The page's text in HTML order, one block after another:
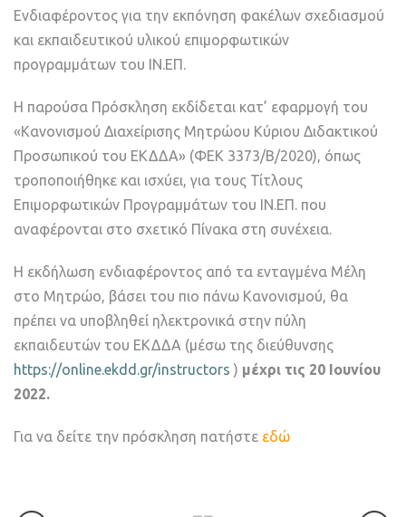
Ενδιαφέροντος για την εκπόνηση φακέλων σχεδιασμού
και εκπαιδευτικού υλικού επιμορφωτικών
προγραμμάτων του ΙΝ.ΕΠ.
Η παρούσα Πρόσκληση εκδίδεται κατ’ εφαρμογή του
«Κανονισμού Διαχείρισης Μητρώου Κύριου Διδακτικού
Προσωπικού του ΕΚΔΔΑ» (ΦΕΚ 3373/B/2020), όπως
τροποποιήθηκε και ισχύει, για τους Τίτλους
Επιμορφωτικών Προγραμμάτων του ΙΝ.ΕΠ. που
αναφέρονται στο σχετικό Πίνακα στη συνέχεια.
Η εκδήλωση ενδιαφέροντος από τα ενταγμένα Μέλη
στο Μητρώο, βάσει του πιο πάνω Κανονισμού, θα
πρέπει να υποβληθεί ηλεκτρονικά στην πύλη
εκπαιδευτών του ΕΚΔΔΑ (μέσω της διεύθυνσης
https://online.ekdd.gr/instructors ) μέχρι τις 20 Ιουνίου
2022.
Για να δείτε την πρόσκληση πατήστε εδώ